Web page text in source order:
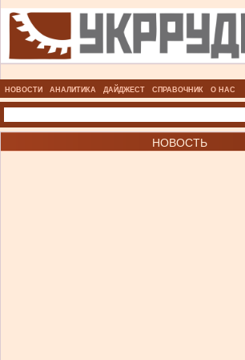
НОВОСТИ АНАЛИТИКА ДАЙДЖЕСТ СПРАВОЧНИК О НАС
НОВОСТЬ